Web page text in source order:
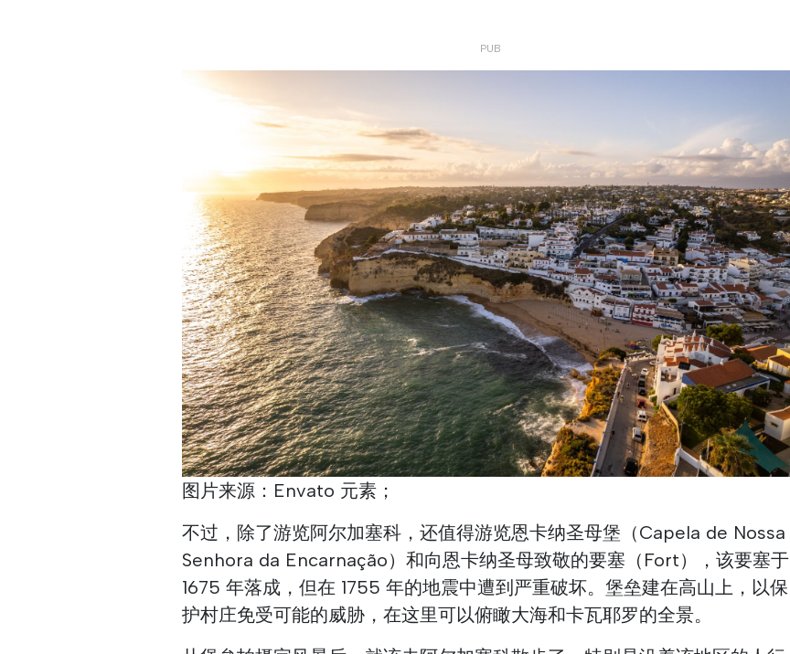
图片来源：Envato 元素；
不过，除了游览阿尔加塞科，还值得游览恩卡纳圣母堡（Capela de Nossa
Senhora da Encarnação）和向恩卡纳圣母致敬的要塞（Fort），该要塞于
1675 年落成，但在 1755 年的地震中遭到严重破坏。堡垒建在高山上，以保
护村庄免受可能的威胁，在这里可以俯瞰大海和卡瓦耶罗的全景。